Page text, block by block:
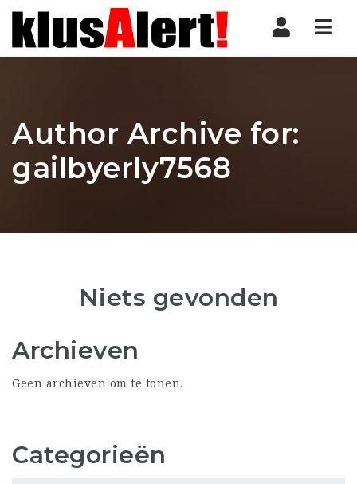
Author Archive for:
gailbyerly7568
Niets gevonden
Archieven
Geen archieven om te tonen.
Categorieën